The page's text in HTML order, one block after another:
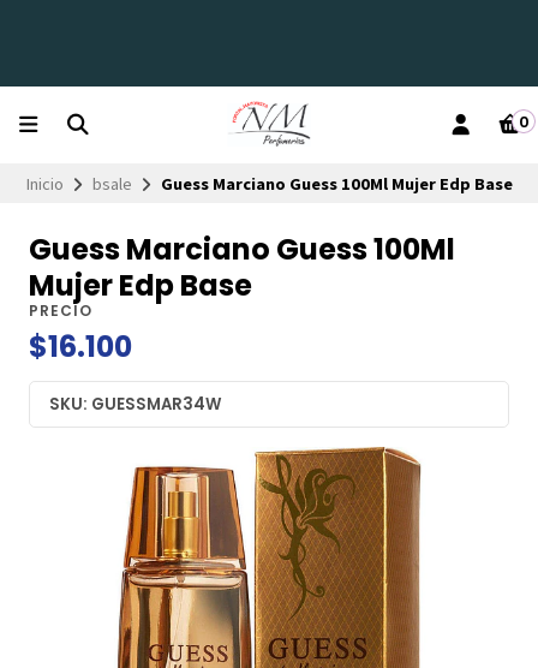
0
Inicio bsale Guess Marciano Guess 100Ml Mujer Edp Base
Guess Marciano Guess 100Ml
Mujer Edp Base
PRECIO
$16.100
SKU: GUESSMAR34W